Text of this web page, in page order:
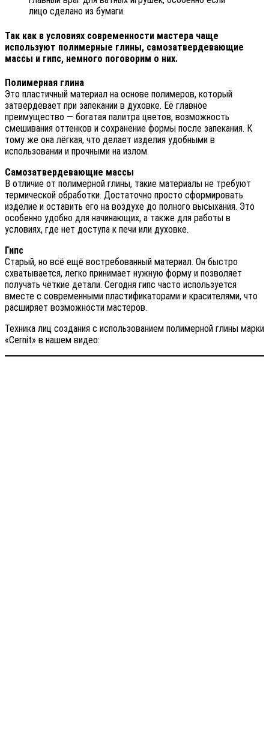
лицо сделано из бумаги.
Так как в условиях современности мастера чаще
используют полимерные глины, самозатвердевающие
массы и гипс, немного поговорим о них.
Полимерная глина
Это пластичный материал на основе полимеров, который
затвердевает при запекании в духовке. Её главное
преимущество — богатая палитра цветов, возможность
смешивания оттенков и сохранение формы после запекания. К
тому же она лёгкая, что делает изделия удобными в
использовании и прочными на излом.
Самозатвердевающие массы
В отличие от полимерной глины, такие материалы не требуют
термической обработки. Достаточно просто сформировать
изделие и оставить его на воздухе до полного высыхания. Это
особенно удобно для начинающих, а также для работы в
условиях, где нет доступа к печи или духовке.
Гипс
Старый, но всё ещё востребованный материал. Он быстро
схватывается, легко принимает нужную форму и позволяет
получать чёткие детали. Сегодня гипс часто используется
вместе с современными пластификаторами и красителями, что
расширяет возможности мастеров.
Техника лиц создания с использованием полимерной глины марки
«Cernit» в нашем видео: